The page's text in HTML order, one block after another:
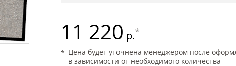
11 220 р.*
Цена будет уточнена менеджером после
в зависимости от необходимого количества